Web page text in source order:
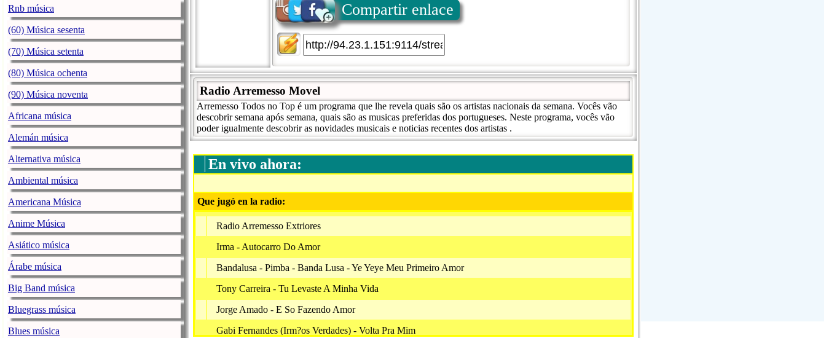
Rnb música
(60) Música sesenta
(70) Música setenta
(80) Música ochenta
(90) Música noventa
Africana música
Alemán música
Alternativa música
Ambiental música
Americana Música
Anime Música
Asiático música
Árabe música
Big Band música
Bluegrass música
Blues música
Compartir enlace
Radio Arremesso Movel
Arremesso Todos no Top é um programa que lhe revela quais são os artistas nacionais da semana. Vocês vão
descobrir semana após semana, quais são as musicas preferidas dos portugueses. Neste programa, vocês vão
poder igualmente descobrir as novidades musicais e noticias recentes dos artistas .
En vivo ahora:
Que jugó en la radio:
Radio Arremesso Extriores
Irma - Autocarro Do Amor
Bandalusa - Pimba - Banda Lusa - Ye Yeye Meu Primeiro Amor
Tony Carreira - Tu Levaste A Minha Vida
Jorge Amado - E So Fazendo Amor
Gabi Fernandes (Irm?os Verdades) - Volta Pra Mim